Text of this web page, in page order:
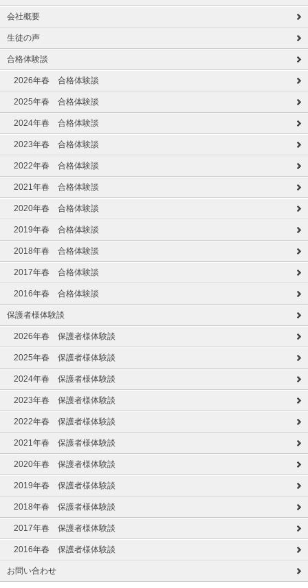
会社概要
生徒の声
合格体験談
2026年春 合格体験談
2025年春 合格体験談
2024年春 合格体験談
2023年春 合格体験談
2022年春 合格体験談
2021年春 合格体験談
2020年春 合格体験談
2019年春 合格体験談
2018年春 合格体験談
2017年春 合格体験談
2016年春 合格体験談
保護者様体験談
2026年春 保護者様体験談
2025年春 保護者様体験談
2024年春 保護者様体験談
2023年春 保護者様体験談
2022年春 保護者様体験談
2021年春 保護者様体験談
2020年春 保護者様体験談
2019年春 保護者様体験談
2018年春 保護者様体験談
2017年春 保護者様体験談
2016年春 保護者様体験談
お問い合わせ